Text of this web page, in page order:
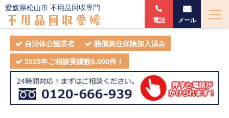
自治体公認業者
賠償責任保険加入済み
2025年ご相談実績数6,000件！
愛媛県松山市 不用品回収専門
不用品回収愛媛 電話 メール